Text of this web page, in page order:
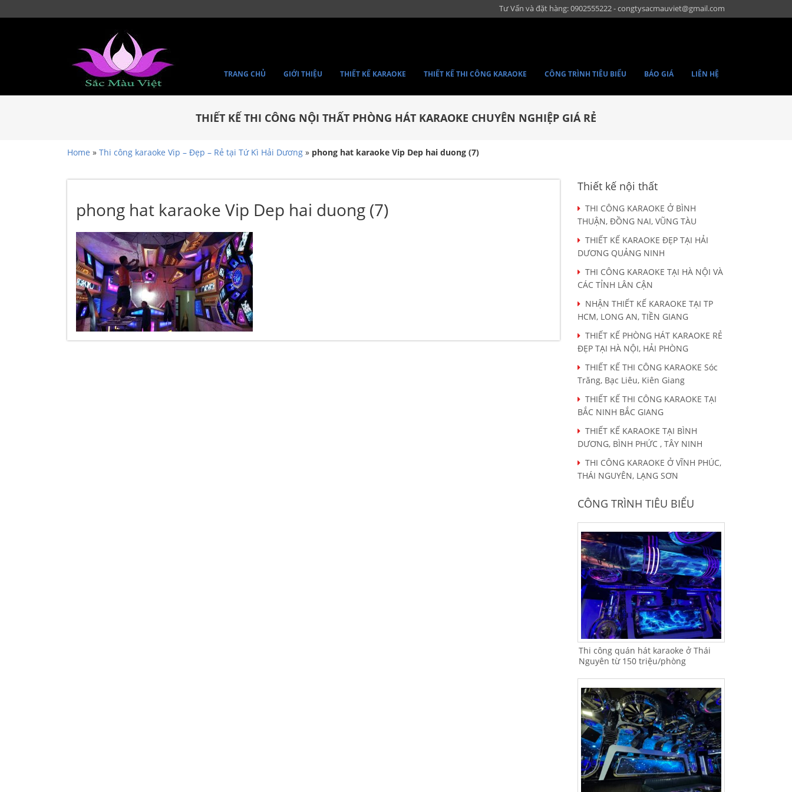
Tư Vấn và đặt hàng: 0902555222 - congtysacmauviet@gmail.com
TRANG CHỦ GIỚI THIỆU THIẾT KẾ KARAOKE THIẾT KẾ THI CÔNG KARAOKE CÔNG TRÌNH TIÊU BIỂU BÁO GIÁ LIÊN HỆ
THIẾT KẾ THI CÔNG NỘI THẤT PHÒNG HÁT KARAOKE CHUYÊN NGHIỆP GIÁ RẺ
Home » Thi công karaoke Vip – Đẹp – Rẻ tại Tứ Kì Hải Dương » phong hat karaoke Vip Dep hai duong (7)
phong hat karaoke Vip Dep hai duong (7)
Thiết kế nội thất
THI CÔNG KARAOKE Ở BÌNH
THUẬN, ĐỒNG NAI, VŨNG TÀU
THIẾT KẾ KARAOKE ĐẸP TẠI HẢI
DƯƠNG QUẢNG NINH
THI CÔNG KARAOKE TẠI HÀ NỘI VÀ
CÁC TỈNH LÂN CẬN
NHẬN THIẾT KẾ KARAOKE TẠI TP
HCM, LONG AN, TIỀN GIANG
THIẾT KẾ PHÒNG HÁT KARAOKE RẺ
ĐẸP TẠI HÀ NỘI, HẢI PHÒNG
THIẾT KẾ THI CÔNG KARAOKE Sóc
Trăng, Bạc Liêu, Kiên Giang
THIẾT KẾ THI CÔNG KARAOKE TẠI
BẮC NINH BẮC GIANG
THIẾT KẾ KARAOKE TẠI BÌNH
DƯƠNG, BÌNH PHỨC , TÂY NINH
THI CÔNG KARAOKE Ở VĨNH PHÚC,
THÁI NGUYÊN, LẠNG SƠN
CÔNG TRÌNH TIÊU BIỂU
Thi công quán hát karaoke ở Thái
Nguyên từ 150 triệu/phòng